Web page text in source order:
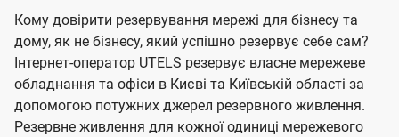
Кому довірити резервування мережі для бізнесу та
дому, як не бізнесу, який успішно резервує себе сам?
Інтернет-оператор UTELS резервує власне мережеве
обладнання та офіси в Києві та Київській області за
допомогою потужних джерел резервного живлення.
Резервне живлення для кожної одиниці мережевого